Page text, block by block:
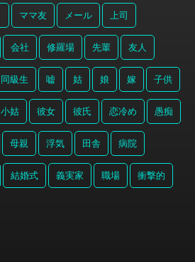
ママ友 メール 上司
会社 修羅場 先輩 友人
同級生 嘘 姑 娘 嫁 子供
小姑 彼女 彼氏 恋冷め 愚痴
母親 浮気 田舎 病院
結婚式 義実家 職場 衝撃的